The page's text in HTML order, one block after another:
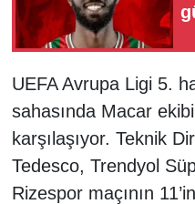
UEFA Avrupa Ligi 5.
sahasında Macar
karşılaşıyor. Teknik
Tedesco, Trendyol
Rizespor maçının